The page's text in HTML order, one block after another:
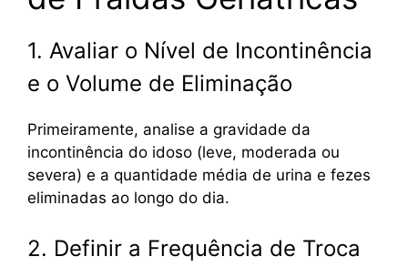
1. Avaliar o Nível de Incontinência
e o Volume de Eliminação
Primeiramente, analise a gravidade da
incontinência do idoso (leve, moderada ou
severa) e a quantidade média de urina e fezes
eliminadas ao longo do dia.
2. Definir a Frequência de Troca